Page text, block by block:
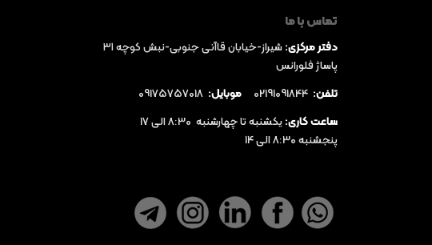
تماس با ما
دفتر مرکزی:شيراز-خيابان قاآنی جنوبی-نبش كوچه ٣١
پاساژ فلورانس
تلفن: 02191091844 موبایل: 09175757018
ساعت کاری:یکشنبه تا چهارشنبه 8:30 الی 17
پنجشنبه 8:30 الی 14